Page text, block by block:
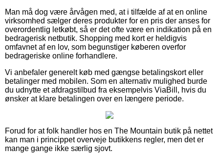
Man må dog være årvågen med, at i tilfælde af at en online
virksomhed sælger deres produkter for en pris der anses for
overordentlig letkøbt, så er det ofte være en indikation på en
bedragerisk netbutik. Shopping med kort er heldigvis
omfavnet af en lov, som begunstiger køberen overfor
bedrageriske online forhandlere.
Vi anbefaler generelt køb med gængse betalingskort eller
betalinger med mobilen. Som en alternativ mulighed burde
du udnytte et afdragstilbud fra eksempelvis ViaBill, hvis du
ønsker at klare betalingen over en længere periode.
Forud for at folk handler hos en The Mountain butik på nettet
kan man i princippet overveje butikkens regler, men det er
mange gange ikke særlig sjovt.